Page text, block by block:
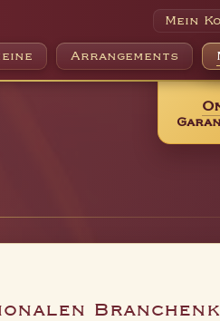
Arrangements
Mein